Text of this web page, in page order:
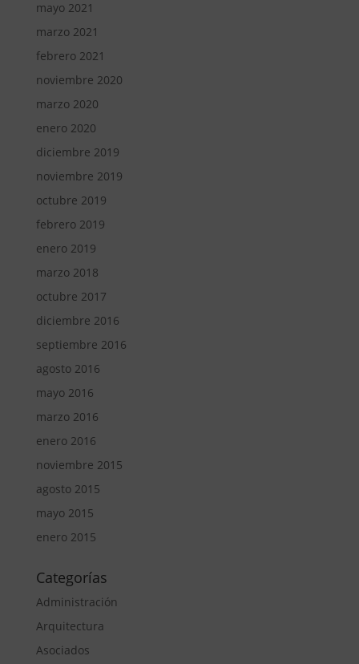
mayo 2021
marzo 2021
febrero 2021
noviembre 2020
marzo 2020
enero 2020
diciembre 2019
noviembre 2019
octubre 2019
febrero 2019
enero 2019
marzo 2018
octubre 2017
diciembre 2016
septiembre 2016
agosto 2016
mayo 2016
marzo 2016
enero 2016
noviembre 2015
agosto 2015
mayo 2015
enero 2015
Categorías
Administración
Arquitectura
Asociados